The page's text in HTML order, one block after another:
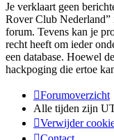
Je verklaart geen
Rover Club Nederland”
forum. Tevens kan je
recht heeft om ieder
een database. Hoewel
hackpoging die ertoe
Forumoverzicht
Alle tijden zijn
Verwijder